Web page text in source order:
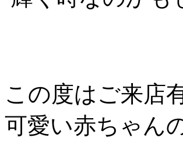
この度はご来店
可愛い赤ちゃん